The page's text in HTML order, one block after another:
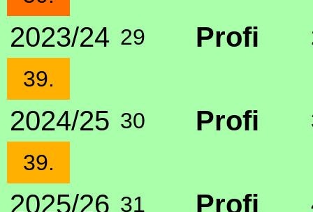
2023/24 29 Profi
39.
2024/25 30 Profi
39.
2025/26 31 Profi